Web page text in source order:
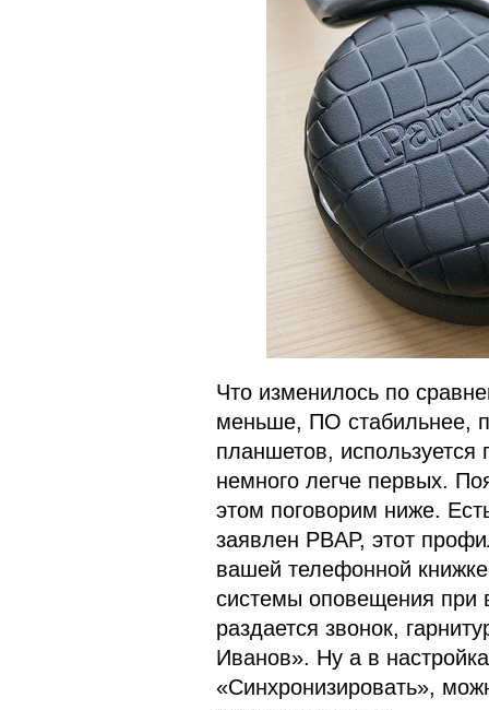
Что изменилось по
меньше, ПО стабильнее,
планшетов,
немного легче первых.
этом поговорим ниже.
заявлен PBAP, этот
вашей телефонной
системы оповещения при
раздается звонок,
Иванов». Ну а в
«Синхронизировать»,